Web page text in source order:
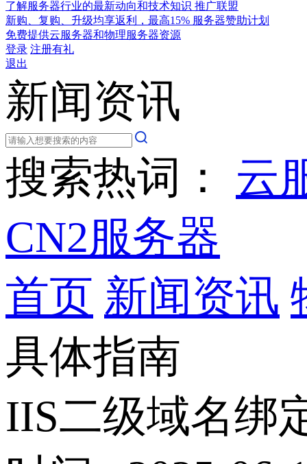
了解服务器行业的最新动向和技术知识 推广联盟
新购、复购、升级均享返利，最高15% 服务器赞助计划
免费提供云服务器和物理服务器资源
登录 注册有礼
退出
新闻资讯
搜索热词： 云
CN2服务器
首页 新闻资讯
具体指南
IIS二级域名绑